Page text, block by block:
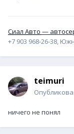
Сиал Авто —
+7 903 968-26-38,
teimuri
ничего не понял